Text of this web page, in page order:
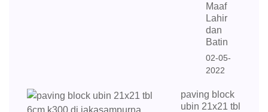
Maaf
Lahir
dan
Batin
02-05-
2022
paving block
ubin 21x21 tbl